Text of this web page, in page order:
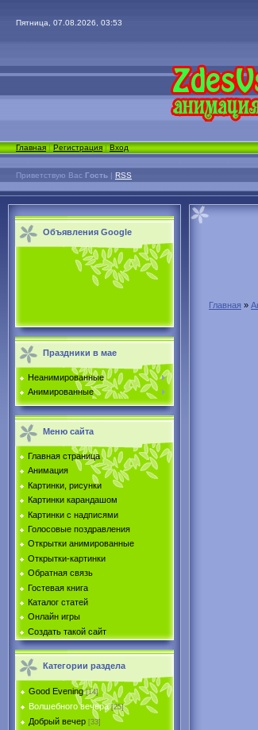
Пятница, 07.08.2026, 03:53
Главная|Регистрация|Вход
Приветствую Вас Гость | RSS
Объявления Google
Праздники в мае
Неанимированные
Анимированные
Меню сайта
Главная страница
Анимация
Картинки, рисунки
Картинки карандашом
Картинки с надписями
Голосовые поздравления
Открытки анимированные
Открытки-картинки
Обратная связь
Гостевая книга
Каталог статей
Онлайн игры
Создать такой сайт
Категории раздела
Good Evening [14]
Волшебного вечера [25]
Добрый вечер [33]
Главная »